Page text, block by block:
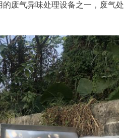
的废气异味处理设备之一，废气